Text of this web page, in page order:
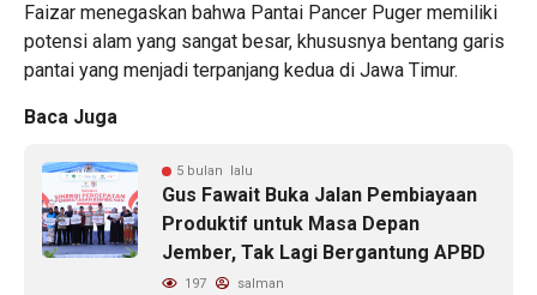
Faizar menegaskan bahwa Pantai Pancer Puger memiliki
potensi alam yang sangat besar, khususnya bentang garis
pantai yang menjadi terpanjang kedua di Jawa Timur.
Baca Juga
5 bulan lalu
Gus Fawait Buka Jalan Pembiayaan
Produktif untuk Masa Depan
Jember, Tak Lagi Bergantung APBD
197 salman